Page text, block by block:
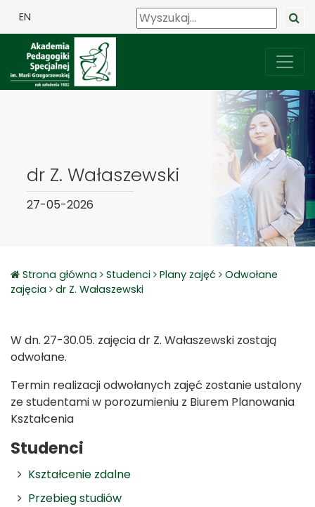
EN
dr Z. Wałaszewski
27-05-2026
Strona główna Studenci Plany zajęć
Odwołane
zajęcia
dr Z. Wałaszewski
Studenci
Kształcenie zdalne
Przebieg studiów
W dn. 27-30.05. zajęcia dr Z. Wałaszewski zostają
odwołane.
Termin realizacji odwołanych zajęć zostanie ustalony
ze studentami w porozumieniu z Biurem Planowania
Kształcenia